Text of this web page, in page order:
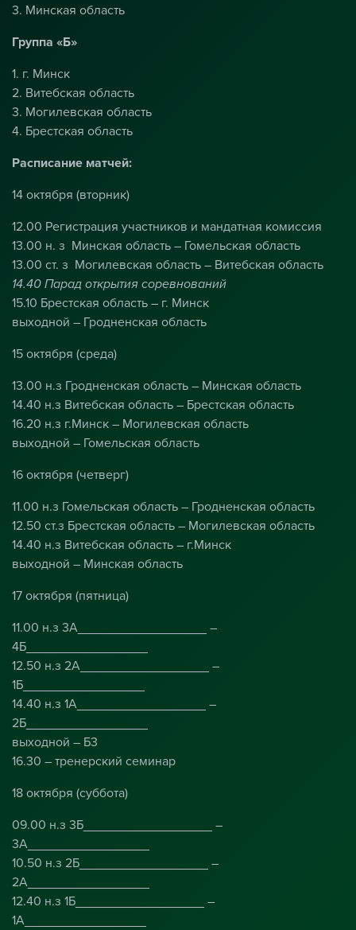
3. Минская область
Группа «Б»
1. г. Минск
2. Витебская область
3. Могилевская область
4. Брестская область
Расписание матчей:
14 октября (вторник)
12.00 Регистрация участников и мандатная комиссия
13.00 н. з Минская область – Гомельская область
13.00 ст. з Могилевская область – Витебская область
14.40 Парад открытия соревнований
15.10 Брестская область – г. Минск
выходной – Гродненская область
15 октября (среда)
13.00 н.з Гродненская область – Минская область
14.40 н.з Витебская область – Брестская область
16.20 н.з г.Минск – Могилевская область
выходной – Гомельская область
16 октября (четверг)
11.00 н.з Гомельская область – Гродненская область
12.50 ст.з Брестская область – Могилевская область
14.40 н.з Витебская область – г.Минск
выходной – Минская область
17 октября (пятница)
11.00 н.з 3А__________________ –
4Б_________________
12.50 н.з 2А__________________ –
1Б_________________
14.40 н.з 1А__________________ –
2Б_________________
выходной – Б3
16.30 – тренерский семинар
18 октября (суббота)
09.00 н.з 3Б__________________ –
3А_________________
10.50 н.з 2Б__________________ –
2А_________________
12.40 н.з 1Б__________________ –
1А_________________